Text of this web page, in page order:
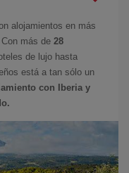
alojamientos en más
más de 28
de lujo hasta
está a tan sólo un
con Iberia y